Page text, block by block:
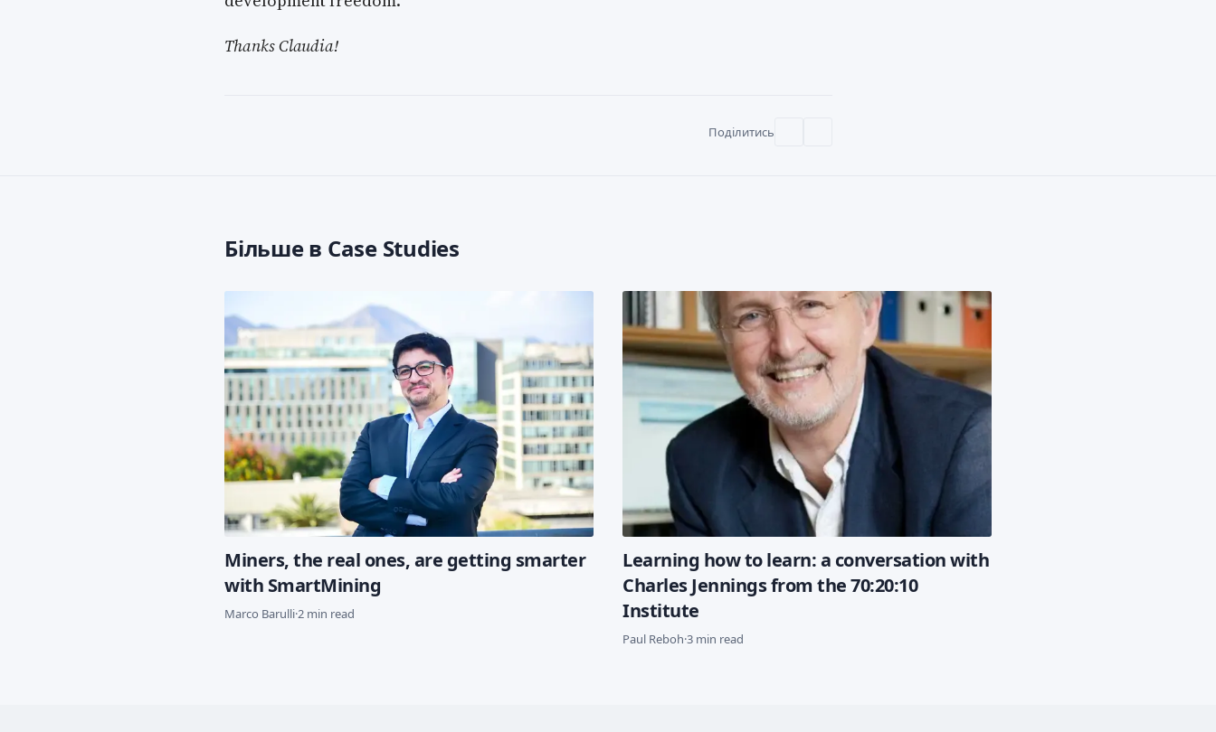
Thanks Claudia!
Поділитись
Більше в Case Studies
Miners, the real ones, are getting smarter
with SmartMining
Marco Barulli·2 min read
Learning how to learn: a conversation with
Charles Jennings from the 70:20:10
Institute
Paul Reboh·3 min read